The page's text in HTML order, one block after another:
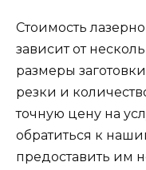
Стоимость
зависит от
размеры
резки и
точную цену на
обратиться к
предоставить им